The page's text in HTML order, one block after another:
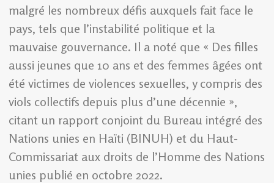
malgré les nombreux défis auxquels fait face le
pays, tels que l’instabilité politique et la
mauvaise gouvernance. Il a noté que « Des filles
aussi jeunes que 10 ans et des femmes âgées ont
été victimes de violences sexuelles, y compris des
viols collectifs depuis plus d’une décennie »,
citant un rapport conjoint du Bureau intégré des
Nations unies en Haïti (BINUH) et du Haut-
Commissariat aux droits de l’Homme des Nations
unies publié en octobre 2022.